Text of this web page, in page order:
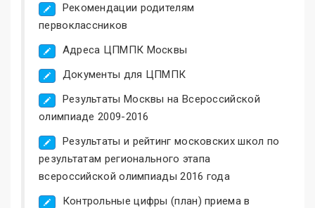
Рекомендации родителям
первоклассников
Адреса ЦПМПК Москвы
Документы для ЦПМПК
Результаты Москвы на Всероссийской
олимпиаде 2009-2016
Результаты и рейтинг московских школ по
результатам регионального этапа
всероссийской олимпиады 2016 года
Контрольные цифры (план) приема в